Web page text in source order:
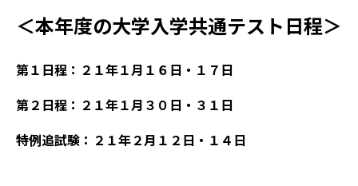
＜本年度の大学入学共通テスト日程＞
第１日程：２１年１月１６日・１７日
第２日程：２１年１月３０日・３１日
特例追試験：２１年２月１２日・１４日